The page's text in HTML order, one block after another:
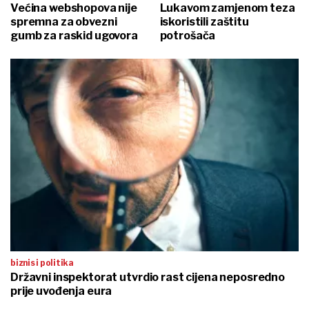
Većina webshopova nije
spremna za obvezni
gumb za raskid ugovora
Lukavom zamjenom teza
iskoristili zaštitu
potrošača
biznis i politika
Državni inspektorat utvrdio rast cijena neposredno
prije uvođenja eura